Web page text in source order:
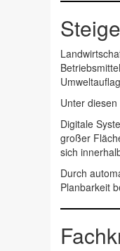
Unter
Digitale
großer
sich
Durch
Planbarkeit